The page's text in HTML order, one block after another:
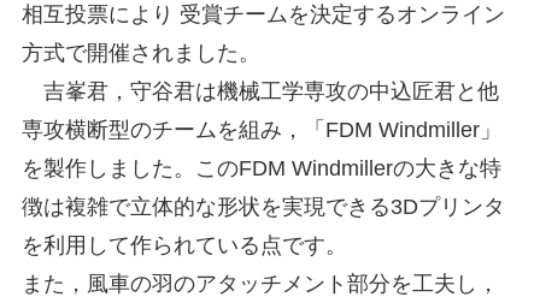
相互投票により 受賞チームを決定するオンライン
方式で開催されました。
吉峯君，守谷君は機械工学専攻の中込匠君と他
専攻横断型のチームを組み，「FDM Windmiller」
を製作しました。このFDM Windmillerの大きな特
徴は複雑で立体的な形状を実現できる3Dプリンタ
を利用して作られている点です。
また，風車の羽のアタッチメント部分を工夫し，